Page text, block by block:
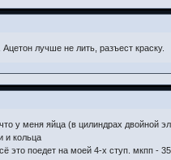
лучше не лить, разъест краску.
у меня яйца (в цилиндрах двойной
и кольца
это поедет на моей 4-х ступ. мкпп -